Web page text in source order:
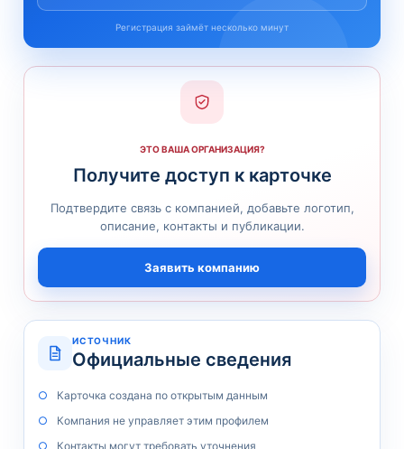
Регистрация займёт несколько минут
ЭТО ВАША ОРГАНИЗАЦИЯ?
Получите доступ к карточке
Подтвердите связь с компанией, добавьте логотип,
описание, контакты и публикации.
Заявить компанию
ИСТОЧНИК
Официальные сведения
Карточка создана по открытым данным
Компания не управляет этим профилем
Контакты могут требовать уточнения